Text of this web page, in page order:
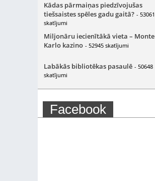
Kādas pārmaiņas piedzīvojušas
tiešsaistes spēles gadu gaitā? - 53061
skatījumi
Miljonāru iecienītākā vieta – Monte
Karlo kazino - 52945 skatījumi
Labākās bibliotēkas pasaulē - 50648
skatījumi
Facebook